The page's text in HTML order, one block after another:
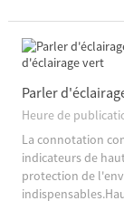
années.Selon
Parler
Heure de
La connotation
indicateurs de
protection de